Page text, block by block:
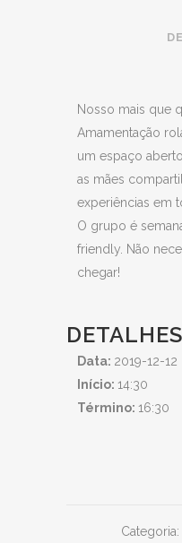
Nosso mais que
Amamentação
um espaço
as mães
experiências em
O grupo é
friendly. Não
chegar!
DETALHES
Data: 2019-12-12
Início: 14:30
Término: 16:30
Categoria: